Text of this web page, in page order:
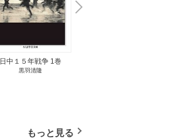
日中１５年戦争 1巻
黒羽清隆
N
e
x
t
もっと見る